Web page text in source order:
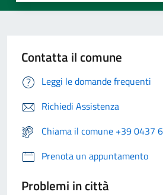
Contatta il comune
Leggi le domande frequenti
Richiedi Assistenza
Chiama il comune +39 0437
Prenota un appuntamento
Problemi in città